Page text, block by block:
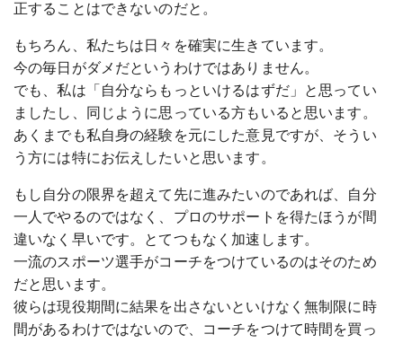
正することはできないのだと。
もちろん、私たちは日々を確実に生きています。
今の毎日がダメだというわけではありません。
でも、私は「自分ならもっといけるはずだ」と思ってい
ましたし、同じように思っている方もいると思います。
あくまでも私自身の経験を元にした意見ですが、そうい
う方には特にお伝えしたいと思います。
もし自分の限界を超えて先に進みたいのであれば、自分
一人でやるのではなく、プロのサポートを得たほうが間
違いなく早いです。とてつもなく加速します。
一流のスポーツ選手がコーチをつけているのはそのため
だと思います。
彼らは現役期間に結果を出さないといけなく無制限に時
間があるわけではないので、コーチをつけて時間を買っ